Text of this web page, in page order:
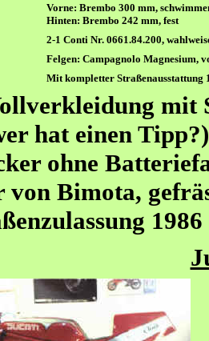
Vorne: Brembo 300 mm,
Hinten: Brembo 242 mm, fest
2-1 Conti Nr. 0661.84.200,
Felgen: Campagnolo Magnesium,
Mit kompletter Straßenausstattung
mit
hat einen
ohne
von Bimota,